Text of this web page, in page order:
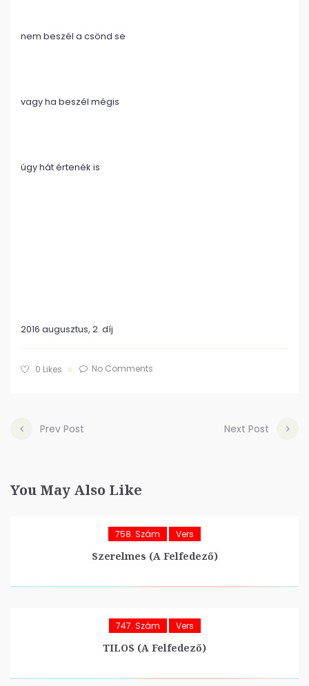
nem beszél a csönd se
vagy ha beszél mégis
úgy hát értenék is
2016 augusztus, 2. díj
0 Likes No Comments
Prev Post Next Post
You May Also Like
758. Szám Vers
Szerelmes (A Felfedező)
747. Szám Vers
TILOS (A Felfedező)